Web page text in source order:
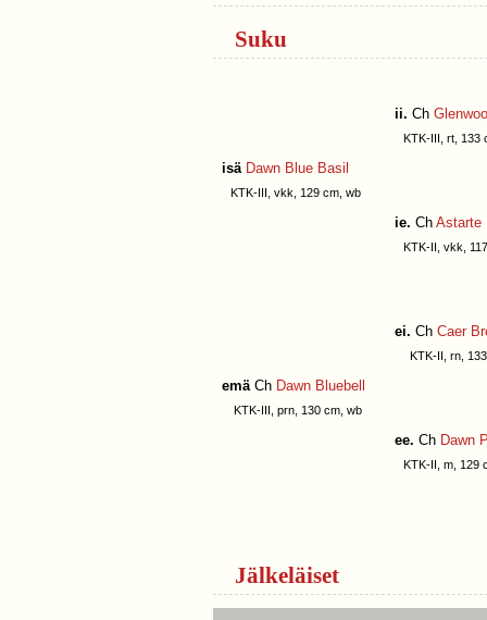
Suku
isä Dawn Blue Basil
KTK-III, vkk, 129 cm, wb
ii. Ch
KTK-III, rt, 133
ie. Ch Astarte
KTK-II, vkk,
emäCh Dawn Bluebell
KTK-III, prn, 130 cm, wb
ei. Ch Caer
KTK-II, rn, 133
ee. Ch Dawn
KTK-II, m, 129
Jälkeläiset